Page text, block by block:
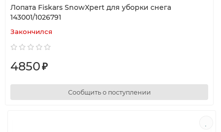
Лопата Fiskars SnowXpert для уборки снега
143001/1026791
Закончился
4850₽
Сообщить о поступлении